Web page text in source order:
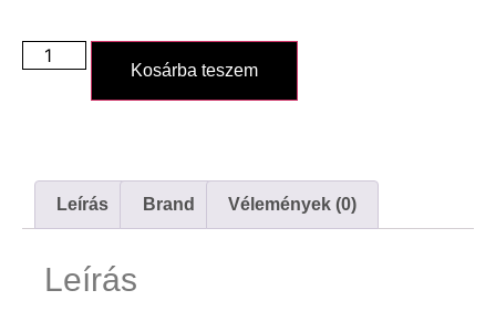
Kosárba teszem
Leírás Brand Vélemények (0)
Leírás